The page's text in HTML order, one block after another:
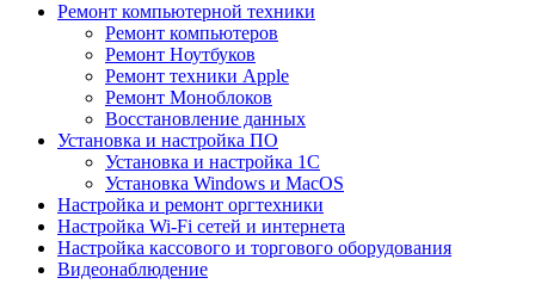
Ремонт компьютерной техники
Ремонт компьютеров
Ремонт Ноутбуков
Ремонт техники Apple
Ремонт Моноблоков
Восстановление данных
Установка и настройка ПО
Установка и настройка 1С
Установка Windows и MacOS
Настройка и ремонт оргтехники
Настройка Wi-Fi сетей и интернета
Настройка кассового и торгового оборудования
Видеонаблюдение